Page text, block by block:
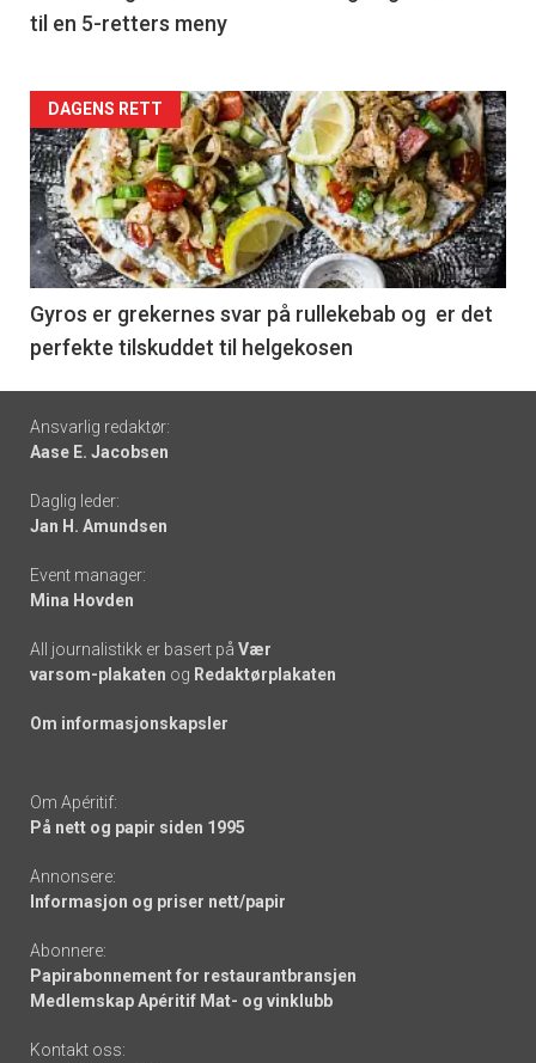
til en 5-retters meny
Forsiden
akkurat
nå
-
6
DAGENS RETT
Gyros er grekernes svar på rullekebab og er det
perfekte tilskuddet til helgekosen
Footer
-
links
Ansvarlig redaktør:
Aase E. Jacobsen
Daglig leder:
Jan H. Amundsen
Event manager:
Mina Hovden
All journalistikk er basert på Vær
varsom-plakaten og Redaktørplakaten
Om informasjonskapsler
Om Apéritif:
På nett og papir siden 1995
Annonsere:
Informasjon og priser nett/papir
Abonnere:
Papirabonnement for restaurantbransjen
Medlemskap Apéritif Mat- og vinklubb
Kontakt oss: